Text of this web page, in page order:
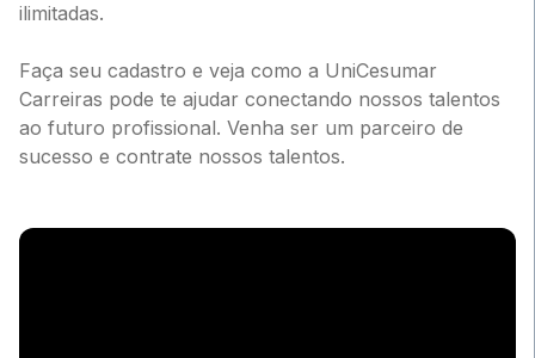
ilimitadas.
Faça seu cadastro e veja como a UniCesumar
Carreiras pode te ajudar conectando nossos talentos
ao futuro profissional. Venha ser um parceiro de
sucesso e contrate nossos talentos.